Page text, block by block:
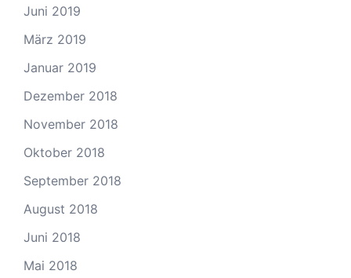
Juni 2019
März 2019
Januar 2019
Dezember 2018
November 2018
Oktober 2018
September 2018
August 2018
Juni 2018
Mai 2018